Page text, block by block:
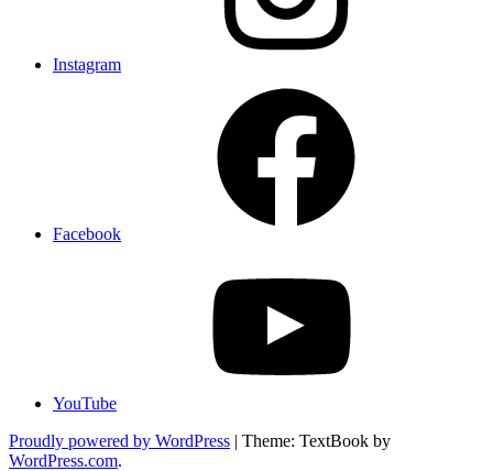
Instagram
Facebook
YouTube
Proudly powered by WordPress | Theme: TextBook by
WordPress.com.